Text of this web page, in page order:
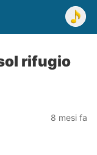
rifugio
8 mesi fa